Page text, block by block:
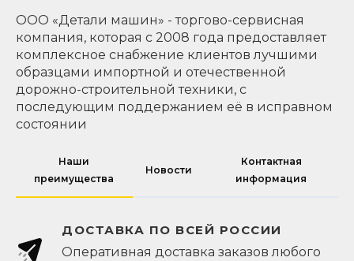
ООО «Детали машин» - торгово-сервисная
компания, которая с 2008 года предоставляет
комплексное снабжение клиентов лучшими
образцами импортной и отечественной
дорожно-строительной техники, с
последующим поддержанием её в исправном
состоянии
Наши
преимущества
Новости
Контактная
информация
ДОСТАВКА ПО ВСЕЙ РОССИИ
Оперативная доставка заказов любого